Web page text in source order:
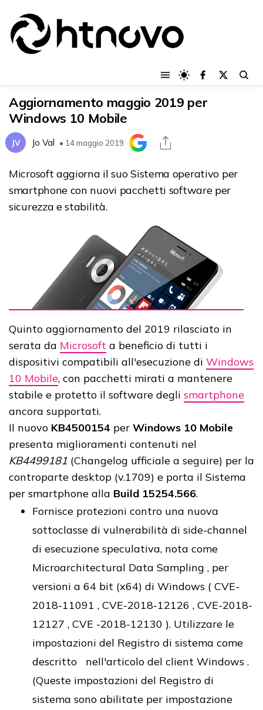
Aggiornamento maggio 2019 per
Windows 10 Mobile
JV Jo Val • 14 maggio 2019
Microsoft aggiorna il suo Sistema operativo per
smartphone con nuovi pacchetti software per
sicurezza e stabilità.
Quinto aggiornamento del 2019 rilasciato in
serata da Microsoft a beneficio di tutti i
dispositivi compatibili all'esecuzione di Windows
10 Mobile, con pacchetti mirati a mantenere
stabile e protetto il software degli smartphone
ancora supportati.
Il nuovo KB4500154 per Windows 10 Mobile
presenta miglioramenti contenuti nel
KB4499181 (Changelog ufficiale a seguire) per la
controparte desktop (v.1709) e porta il Sistema
per smartphone alla Build 15254.566.
Fornisce protezioni contro una nuova
sottoclasse di vulnerabilità di side-channel
di esecuzione speculativa, nota come
Microarchitectural Data Sampling , per
versioni a 64 bit (x64) di Windows ( CVE-
2018-11091 , CVE-2018-12126 , CVE-2018-
12127 , CVE -2018-12130 ). Utilizzare le
impostazioni del Registro di sistema come
descritto nell'articolo del client Windows .
(Queste impostazioni del Registro di
sistema sono abilitate per impostazione